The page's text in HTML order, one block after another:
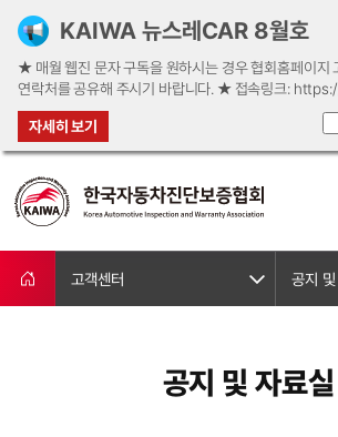
KAIWA 뉴스레CAR 8월호
★ 매월 웹진 문자 구독을 원하시는 경우 협회홈페이지
연락처를 공유해 주시기 바랍니다. ★ ​접속링크:
자세히 보기
고객센터 공지
공지 및 자료실